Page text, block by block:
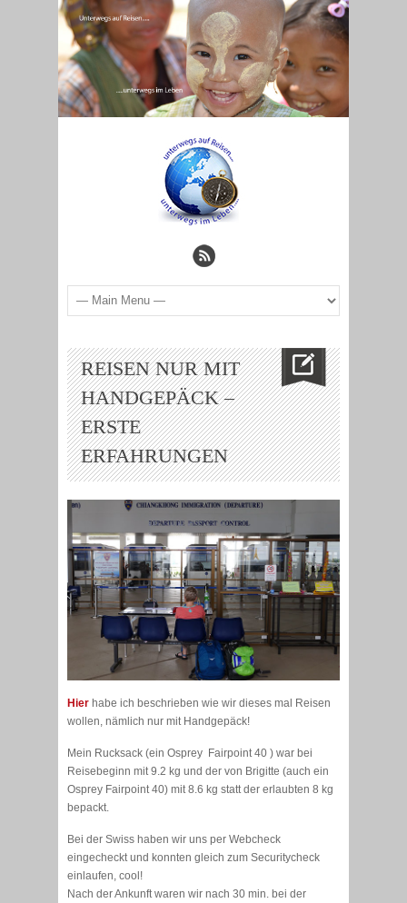
REISEN NUR MIT
HANDGEPÄCK –
ERSTE
ERFAHRUNGEN
Hier habe ich beschrieben wie wir dieses mal Reisen
wollen, nämlich nur mit Handgepäck!
Mein Rucksack (ein Osprey Fairpoint 40 ) war bei
Reisebeginn mit 9.2 kg und der von Brigitte (auch ein
Osprey Fairpoint 40) mit 8.6 kg statt der erlaubten 8 kg
bepackt.
Bei der Swiss haben wir uns per Webcheck
eingecheckt und konnten gleich zum Securitycheck
einlaufen, cool!
Nach der Ankunft waren wir nach 30 min. bei der